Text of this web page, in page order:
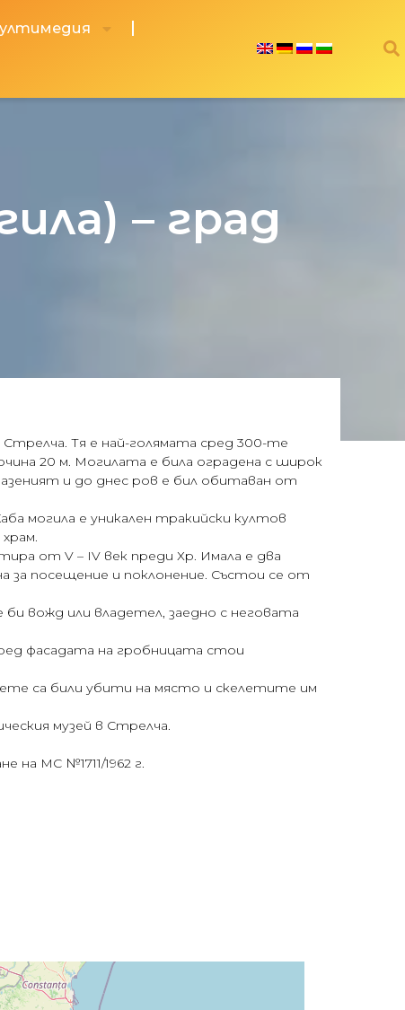
– град
Тя е най-голямата сред 300-те
20 м. Могилата е била оградена с широк
и до днес ров е бил обитаван от
могила е уникален тракийски култов
от V – ІV век преди Хр. Имала е два
за посещение и поклонение. Състои се от
вожд или владетел, заедно с неговата
фасадата на гробницата стои
са били убити на място и скелетите им
музей в Стрелча.
на МС №1711/1962 г.